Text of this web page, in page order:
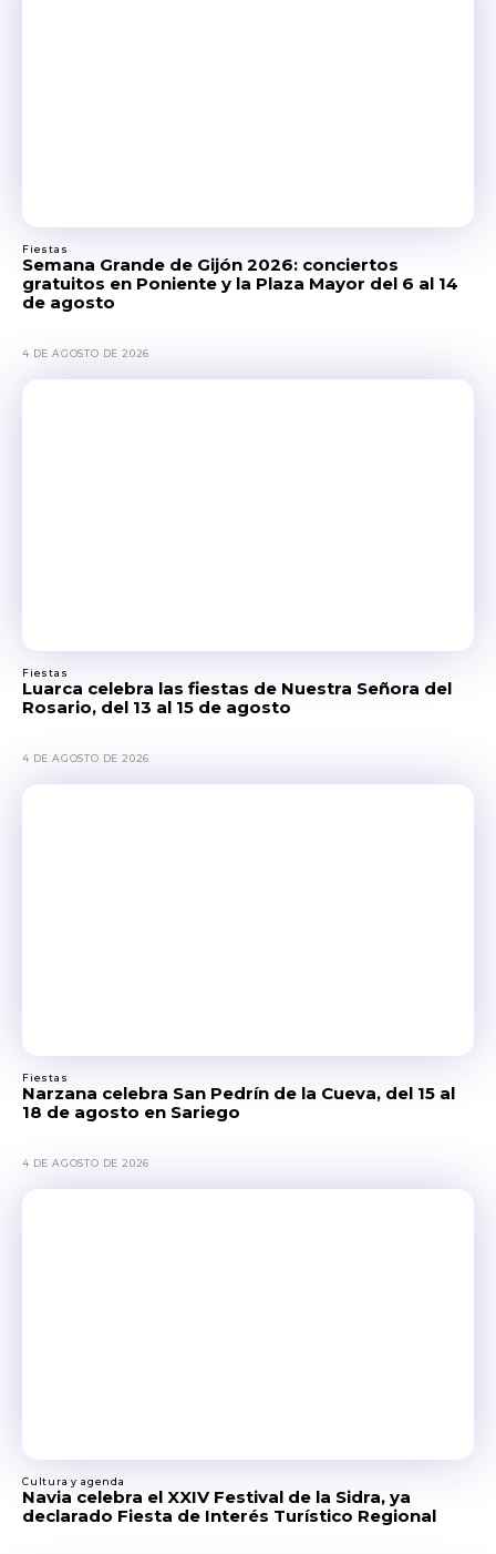
Fiestas
Semana Grande de Gijón 2026: conciertos
gratuitos en Poniente y la Plaza Mayor del 6 al 14
de agosto
4 DE AGOSTO DE 2026
Fiestas
Luarca celebra las fiestas de Nuestra Señora del
Rosario, del 13 al 15 de agosto
4 DE AGOSTO DE 2026
Fiestas
Narzana celebra San Pedrín de la Cueva, del 15 al
18 de agosto en Sariego
4 DE AGOSTO DE 2026
Cultura y agenda
Navia celebra el XXIV Festival de la Sidra, ya
declarado Fiesta de Interés Turístico Regional